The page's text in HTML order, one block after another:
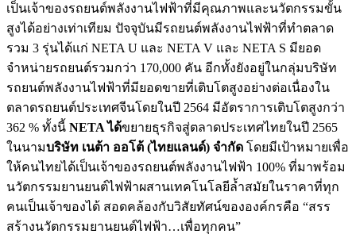
เป็นเจ้าของรถยนต์พลังงานไฟฟ้าที่มีคุณภาพและนวัตกรรมขั้น
สูงได้อย่างเท่าเทียม ปัจจุบันมีรถยนต์พลังงานไฟฟ้าที่ทำตลาด
รวม 3 รุ่นได้แก่ NETA U และ NETA V และ NETA S มียอด
จำหน่ายรถยนต์รวมกว่า 170,000 คัน อีกทั้งยังอยู่ในกลุ่มบริษัท
รถยนต์พลังงานไฟฟ้าที่มียอดขายที่เติบโตสูงอย่างต่อเนื่องใน
ตลาดรถยนต์ประเทศจีนโดยในปี 2564 มีอัตราการเติบโตสูงกว่า
362 % ทั้งนี้ NETA ได้ขยายธุรกิจสู่ตลาดประเทศไทยในปี 2565
ในนามบริษัท เนต้า ออโต้ (ไทยแลนด์) จำกัด โดยมีเป้าหมายเพื่อ
ให้คนไทยได้เป็นเจ้าของรถยนต์พลังงานไฟฟ้า 100% ที่มาพร้อม
นวัตกรรมยานยนต์ไฟฟ้าผสานเทคโนโลยีล้ำสมัยในราคาที่ทุก
คนเป็นเจ้าของได้ สอดคล้องกับวิสัยทัศน์ขององค์กรคือ “สรร
สร้างนวัตกรรมยานยนต์ไฟฟ้า…เพื่อทุกคน”